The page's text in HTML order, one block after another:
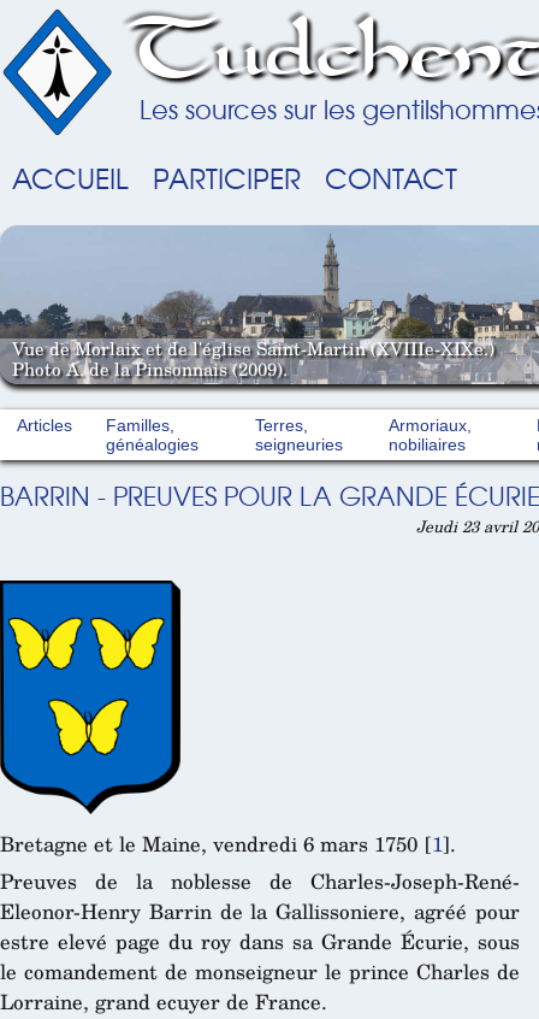
Les sources sur les
ACCUEIL PARTICIPER CONTACT
Vue de Morlaix et de l'église Saint-Martin (XVIIIe-XIXe.)
Photo A. de la Pinsonnais (2009).
Articles
Familles,
généalogies
Terres,
seigneuries
Armoriaux,
nobiliaires
BARRIN - PREUVES POUR LA GRANDE
Jeudi 23 avril
Bretagne et le Maine, vendredi 6 mars 1750 [1].
Preuves de la noblesse de Charles-Joseph-René-
Eleonor-Henry Barrin de la Gallissoniere, agréé pour
estre elevé page du roy dans sa Grande Écurie, sous
le comandement de monseigneur le prince Charles de
Lorraine, grand ecuyer de France.